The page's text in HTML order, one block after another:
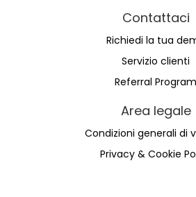
Contattaci
Richiedi la tua
Servizio clienti
Referral Program
Area legale
Condizioni generali di
Privacy & Cookie